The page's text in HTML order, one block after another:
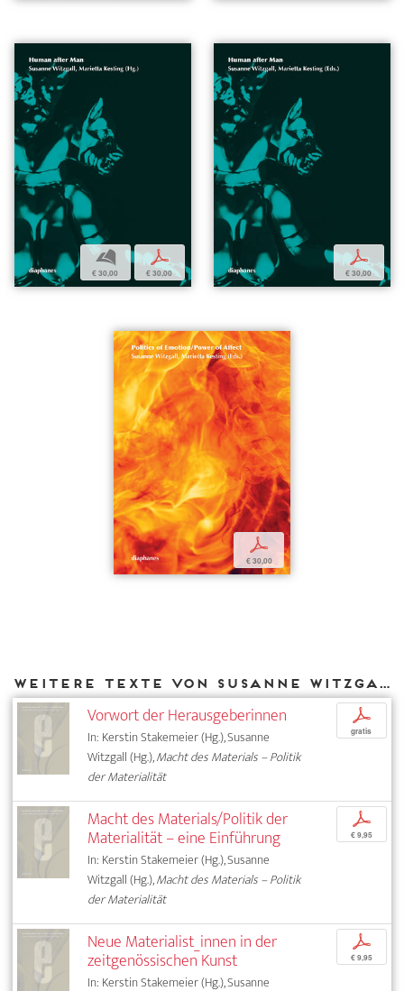
b
€ 30,00
p
€ 30,00
p
€ 30,00
p
€ 30,00
Weitere Texte von Susanne Witzgall bei DIAPHANES
Vorwort der Herausgeberinnen
In: Kerstin Stakemeier (Hg.), Susanne
Witzgall (Hg.),Macht des Materials – Politik
der Materialität
p
gratis
Macht des Materials/Politik der
Materialität – eine Einführung
In: Kerstin Stakemeier (Hg.), Susanne
Witzgall (Hg.),Macht des Materials – Politik
der Materialität
p
€ 9,95
Neue Materialist_innen in der
zeitgenössischen Kunst
In: Kerstin Stakemeier (Hg.), Susanne
p
€ 9,95